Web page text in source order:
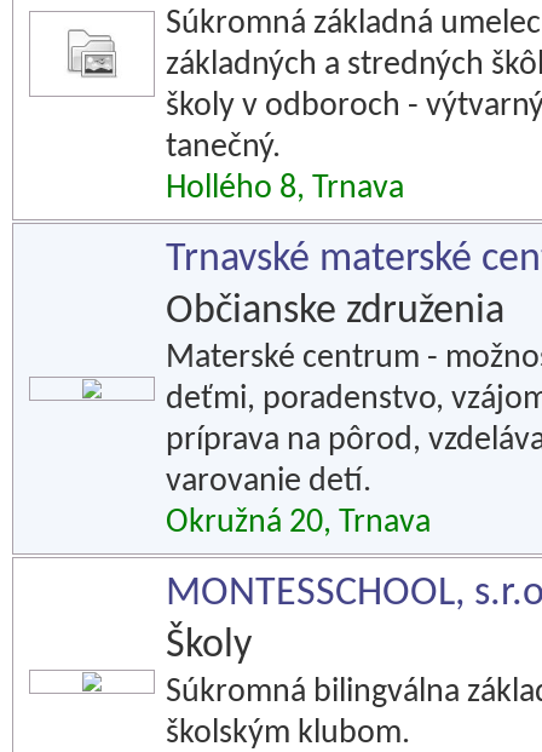
Súkromná základná
základných a stredných
školy v odboroch -
tanečný.
Hollého 8, Trnava
Trnavské materské
Občianske združenia
Materské centrum -
deťmi, poradenstvo,
príprava na pôrod,
varovanie detí.
Okružná 20, Trnava
MONTESSCHOOL,
Školy
Súkromná bilingválna
školským klubom.